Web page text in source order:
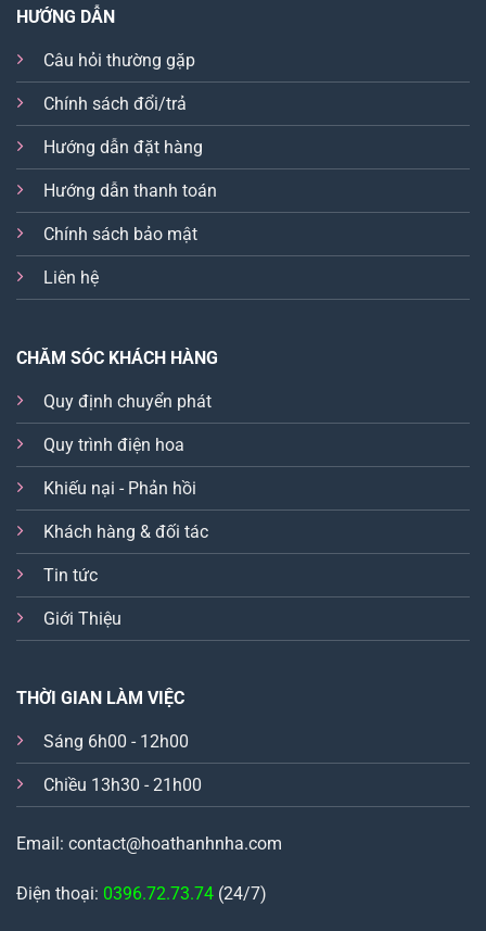
HƯỚNG DẪN
Câu hỏi thường gặp
Chính sách đổi/trả
Hướng dẫn đặt hàng
Hướng dẫn thanh toán
Chính sách bảo mật
Liên hệ
CHĂM SÓC KHÁCH HÀNG
Quy định chuyển phát
Quy trình điện hoa
Khiếu nại - Phản hồi
Khách hàng & đối tác
Tin tức
Giới Thiệu
THỜI GIAN LÀM VIỆC
Sáng 6h00 - 12h00
Chiều 13h30 - 21h00
Email: contact@hoathanhnha.com
Điện thoại: 0396.72.73.74 (24/7)